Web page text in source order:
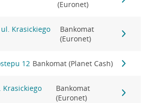
(Euronet)
Krasickiego
Bankomat
(Euronet)
12 Bankomat (Planet Cash)
Krasickiego
Bankomat
(Euronet)